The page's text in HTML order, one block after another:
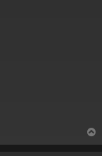
r